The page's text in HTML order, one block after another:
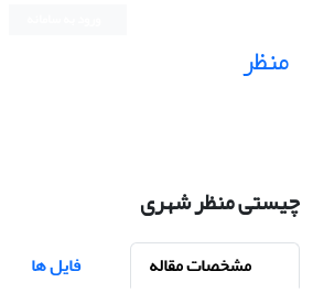
منظر
چیستی منظر شهری
مشخصات مقاله فایل ها